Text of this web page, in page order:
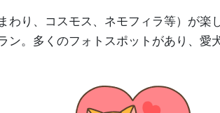
わり、コスモス、ネモフィラ等）が楽
ン。多くのフォトスポットがあり、愛